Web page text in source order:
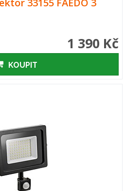
1 390 Kč
KOUPIT